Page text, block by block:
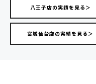
八王子店の実績を見る＞
宮城仙台店の実績を見る＞